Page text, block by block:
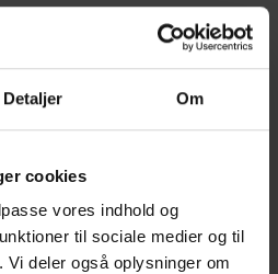
Detaljer Om
cookies
vores indhold og
til sociale medier og til
deler også oplysninger om
at du træffer et
en særlig bevisbyrde, hvis
de løsninger, du har valgt.
minder for så vidt meget om
du skal overholde.
giver løsninger på,